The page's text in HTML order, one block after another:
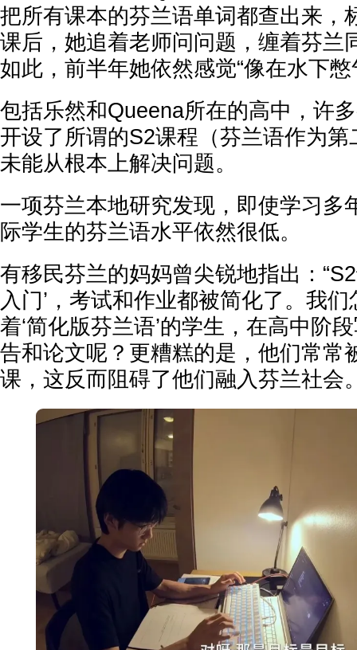
把所有课本的芬兰语单词都查出来，
课后，她追着老师问问题，缠着芬兰
如此，前半年她依然感觉“像在水下憋
包括乐然和Queena所在的高中，许
开设了所谓的S2课程（芬兰语作为
未能从根本上解决问题。
一项芬兰本地研究发现，即使学习多
际学生的芬兰语水平依然很低。
有移民芬兰的妈妈曾尖锐地指出：
入门’，考试和作业都被简化了。我
着‘简化版芬兰语’的学生，在高中阶
告和论文呢？更糟糕的是，他们常常
课，这反而阻碍了他们融入芬兰社会